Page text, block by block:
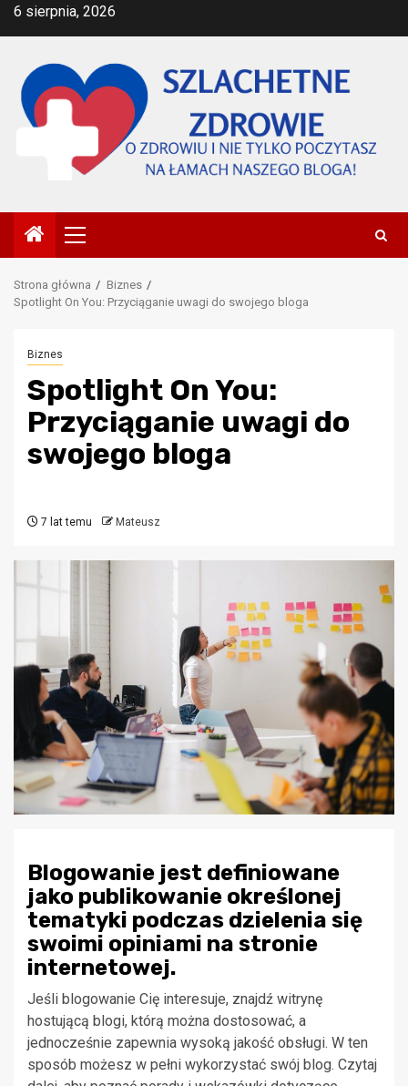
Przejdź
6 sierpnia, 2026
Menu
główne
Strona główna
Biznes
Spotlight On You: Przyciąganie uwagi do swojego bloga
Biznes
Spotlight On You:
Przyciąganie uwagi do
swojego bloga
7 lat temu Mateusz
Blogowanie jest definiowane
jako publikowanie określonej
tematyki podczas dzielenia się
swoimi opiniami na stronie
internetowej.
Jeśli blogowanie Cię interesuje, znajdź witrynę
hostującą blogi, którą można dostosować, a
jednocześnie zapewnia wysoką jakość obsługi. W ten
sposób możesz w pełni wykorzystać swój blog. Czytaj